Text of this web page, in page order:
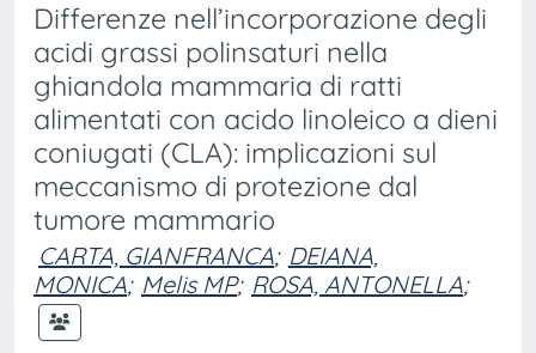
Differenze nell’incorporazione degli
acidi grassi polinsaturi nella
ghiandola mammaria di ratti
alimentati con acido linoleico a dieni
coniugati (CLA): implicazioni sul
meccanismo di protezione dal
tumore mammario
CARTA, GIANFRANCA; DEIANA,
MONICA; Melis MP; ROSA, ANTONELLA;